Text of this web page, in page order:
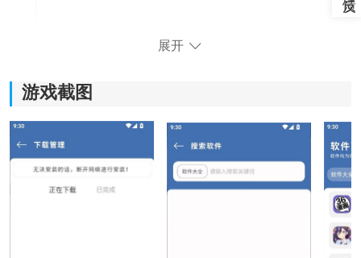
展开
游戏截图